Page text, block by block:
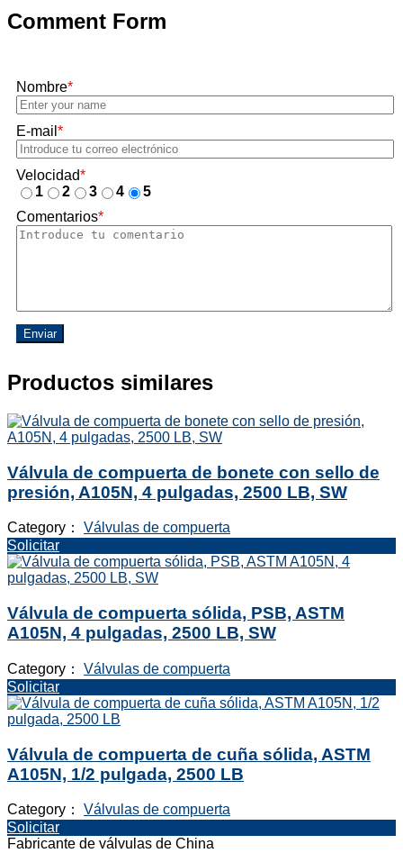
Comment Form
Nombre*
E-mail *
Velocidad*
1
2 3 4
5
Comentarios*
Enviar
Productos similares
Válvula de compuerta de bonete con sello de
presión, A105N, 4 pulgadas, 2500 LB, SW
Category： Válvulas de compuerta
Solicitar
Válvula de compuerta sólida, PSB, ASTM
A105N, 4 pulgadas, 2500 LB, SW
Category： Válvulas de compuerta
Solicitar
Válvula de compuerta de cuña sólida, ASTM
A105N, 1/2 pulgada, 2500 LB
Category： Válvulas de compuerta
Solicitar
Fabricante de válvulas de China